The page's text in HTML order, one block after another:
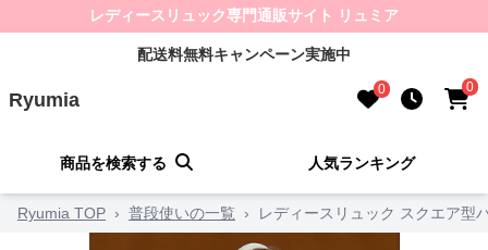
レディースリュック専門通販サイト リュミア
配送料無料キャンペーン実施中
Ryumia 0 0
商品を検索する 人気ランキング
Ryumia TOP › 普段使いの一覧 › レディースリュック スクエア型